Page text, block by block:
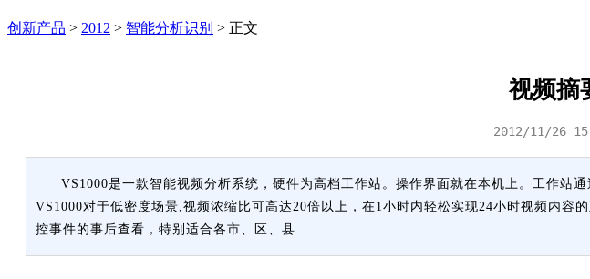
创新产品 > 2012 > 智能分析识别 > 正文
视频摘
2012/11/26
VS1000是一款智能视频分析系统，硬件为高档工作站。操作界面就在本机上。工作站
VS1000对于低密度场景,视频浓缩比可高达20倍以上，在1小时内轻松实现24小时视频内
控事件的事后查看，特别适合各市、区、县